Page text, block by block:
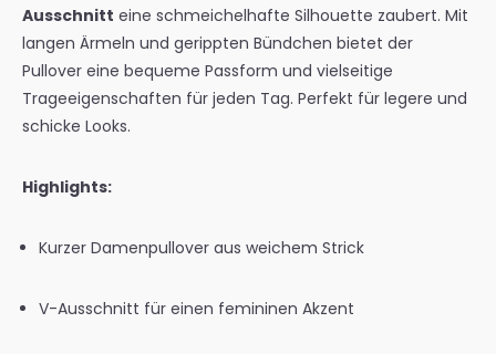
Ausschnitt eine schmeichelhafte Silhouette zaubert. Mit
langen Ärmeln und gerippten Bündchen bietet der
Pullover eine bequeme Passform und vielseitige
Trageeigenschaften für jeden Tag. Perfekt für legere und
schicke Looks.
Highlights:
Kurzer Damenpullover aus weichem Strick
V-Ausschnitt für einen femininen Akzent